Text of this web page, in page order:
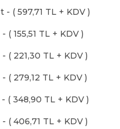
( 597,71 TL + KDV )
155,51 TL + KDV )
( 221,30 TL + KDV )
( 279,12 TL + KDV )
( 348,90 TL + KDV )
( 406,71 TL + KDV )